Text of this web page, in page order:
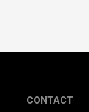
CONTACT